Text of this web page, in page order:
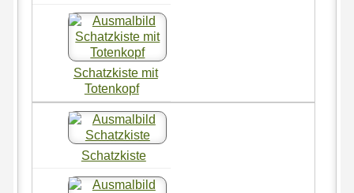
Schatzkiste mit
Totenkopf
Schatzkiste